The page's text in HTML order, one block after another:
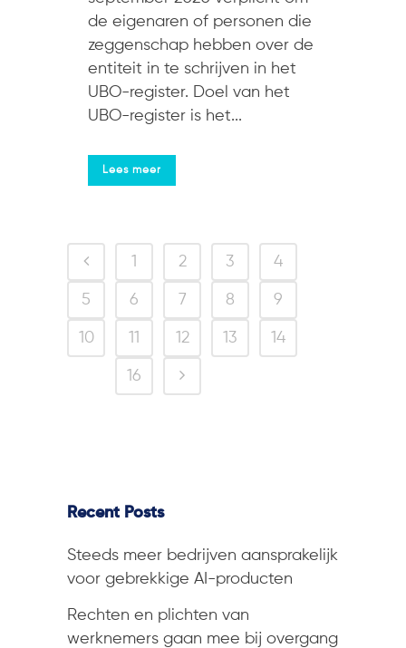
de eigenaren of personen die
zeggenschap hebben over de
entiteit in te schrijven in het
UBO-register. Doel van het
UBO-register is het...
Lees meer
1 2 3 4
5 6 7 8 9
10 11 12 13 14
16
Recent Posts
Steeds meer bedrijven aansprakelijk
voor gebrekkige AI-producten
Rechten en plichten van
werknemers gaan mee bij overgang